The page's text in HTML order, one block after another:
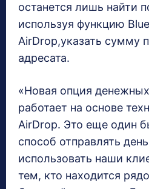
останется лишь найти
используя функцию
AirDrop,указать сумму
адресата.
«Новая опция
работает на основе
AirDrop. Это еще один
способ отправлять
использовать наши
тем, кто находится